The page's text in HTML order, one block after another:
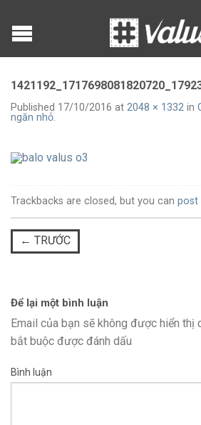
Published 17/10/2016 at 2048 × 1332 in
ngăn nhỏ.
Trackbacks are closed, but you can post
← TRƯỚC
Để lại một bình luận
Email của bạn sẽ không được hiển thị
bắt buộc được đánh dấu
Bình luận